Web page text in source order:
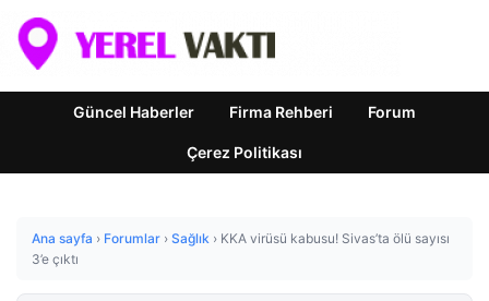
Güncel Haberler Firma Rehberi Forum
Çerez Politikası
Ana sayfa › Forumlar › Sağlık › KKA virüsü kabusu! Sivas’ta ölü sayısı
3’e çıktı